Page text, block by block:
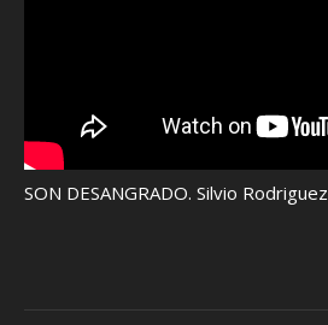
SON DESANGRADO. Silvio Rodriguez